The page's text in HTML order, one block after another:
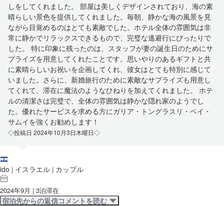
しをしてくれました。 部屋は美しくデザインされており、海の素
晴らしい景色を提供してくれました。毎朝、静かな海の風景を見
ながら目覚めるのはとても素敵でした。ホテル全体の雰囲気は非
常に静かでリラックスできるもので、完璧な逃避行にぴったりで
した。 特に印象に残ったのは、スタッフが妻の誕生日のためにサ
プライズを用意してくれたことです。思いやりのあるギフトと共
に素晴らしいお祝いを企画してくれ、彼女はとても特別に感じて
いました。さらに、新婚旅行のために素敵なサプライズも用意し
てくれて、滞在に魔法のようなひねりを加えてくれました。 ホテ
ルの清潔さは完璧で、全体の雰囲気は静かな隠れ家のようでし
た。優れたサービスを求める方にガリア・トングラスリ・ベイ・
サムイを強くお勧めします！
◇投稿日 2024年10月3日木曜日◇
ido | イスラエル | カップル
2024年9月 | 3泊滞在
宿泊先からの返信コメントを読む